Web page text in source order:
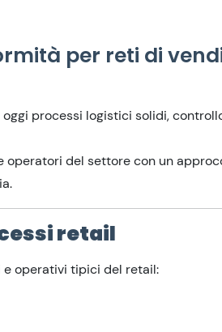
per reti di
processi logistici solidi,
operatori del settore con un
retail
e operativi tipici del retail: